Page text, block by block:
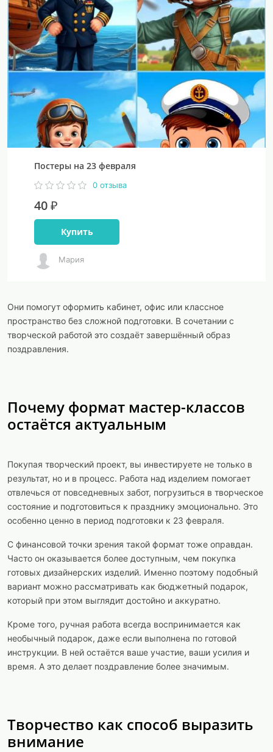
Постеры на 23 февраля
0 отзыва
40 ₽
Купить
Мария
Они помогут оформить кабинет, офис или классное
пространство без сложной подготовки. В сочетании с
творческой работой это создаёт завершённый образ
поздравления.
Почему формат мастер-классов
остаётся актуальным
Покупая творческий проект, вы инвестируете не только в
результат, но и в процесс. Работа над изделием помогает
отвлечься от повседневных забот, погрузиться в творческое
состояние и подготовиться к празднику эмоционально. Это
особенно ценно в период подготовки к 23 февраля.
С финансовой точки зрения такой формат тоже оправдан.
Часто он оказывается более доступным, чем покупка
готовых дизайнерских изделий. Именно поэтому подобный
вариант можно рассматривать как бюджетный подарок,
который при этом выглядит достойно и аккуратно.
Кроме того, ручная работа всегда воспринимается как
необычный подарок, даже если выполнена по готовой
инструкции. В ней остаётся ваше участие, ваши усилия и
время. А это делает поздравление более значимым.
Творчество как способ выразить
внимание